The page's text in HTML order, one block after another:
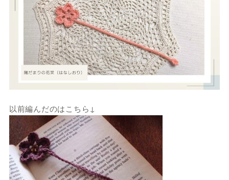
以前編んだのはこちら↓